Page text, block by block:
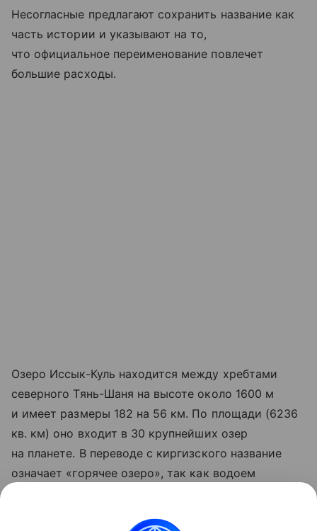
Несогласные предлагают сохранить название как
часть истории и указывают на то,
что официальное переименование повлечет
большие расходы.
Озеро Иссык-Куль находится между хребтами
северного Тянь-Шаня на высоте около 1600 м
и имеет размеры 182 на 56 км. По площади (6236
кв. км) оно входит в 30 крупнейших озер
на планете. В переводе с киргизского название
означает «горячее озеро», так как водоем